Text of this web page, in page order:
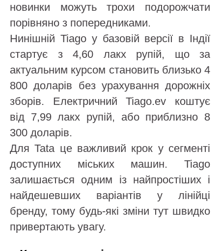
новинки можуть трохи подорожчати
порівняно з попередниками.
Нинішній Tiago у базовій версії в Індії
стартує з 4,60 лакх рупій, що за
актуальним курсом становить близько 4
800 доларів без урахування дорожніх
зборів. Електричний Tiago.ev коштує
від 7,99 лакх рупій, або приблизно 8
300 доларів.
Для Tata це важливий крок у сегменті
доступних міських машин. Tiago
залишається одним із найпростіших і
найдешевших варіантів у лінійці
бренду, тому будь-які зміни тут швидко
привертають увагу.